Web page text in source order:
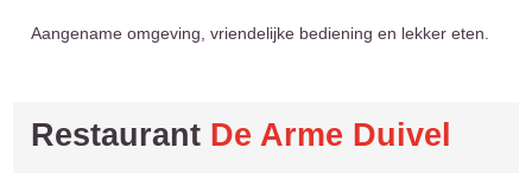
Aangename omgeving, vriendelijke bediening en lekker eten.
Restaurant De Arme Duivel